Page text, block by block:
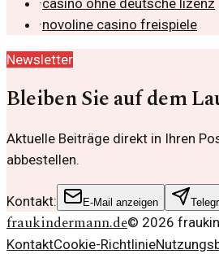
·novoline casino freispiele
Newsletter
Bleiben Sie auf dem
Aktuelle Beiträge direkt in Ihren
abbestellen.
Kontakt: E-Mail anzeigen
fraukindermann.de© 2026
KontaktCookie-Richtlinie